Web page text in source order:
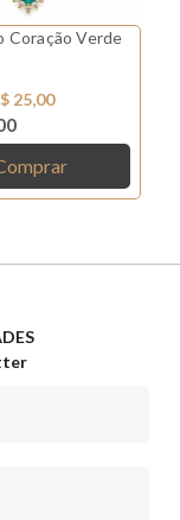
25,00